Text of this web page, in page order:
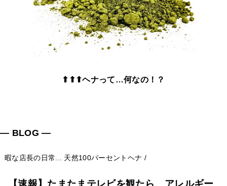
⬆⬆⬆ヘナって…何なの！？
― BLOG ―
暇な店長の日常... 天然100パーセントヘナ /
【速報】たまたまテレビを観たら、アレルギー